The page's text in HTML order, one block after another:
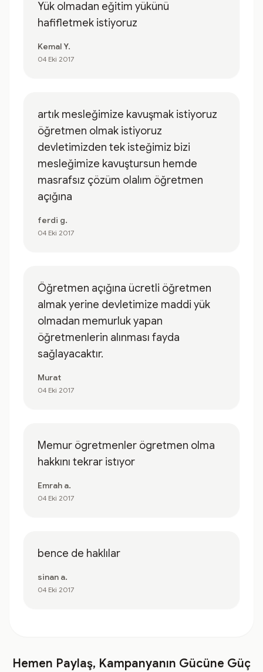
Yük olmadan eğitim yükünü
hafifletmek istiyoruz
Kemal Y.
04 Eki 2017
artık mesleğimize kavuşmak istiyoruz
öğretmen olmak istiyoruz
devletimizden tek isteğimiz bizi
mesleğimize kavuştursun hemde
masrafsız çözüm olalım öğretmen
açığına
ferdi g.
04 Eki 2017
Öğretmen açığına ücretli öğretmen
almak yerine devletimize maddi yük
olmadan memurluk yapan
öğretmenlerin alınması fayda
sağlayacaktır.
Murat
04 Eki 2017
Memur ögretmenler ögretmen olma
hakkını tekrar istıyor
Emrah a.
04 Eki 2017
bence de haklılar
sinan a.
04 Eki 2017
Hemen Paylaş, Kampanyanın Gücüne Güç